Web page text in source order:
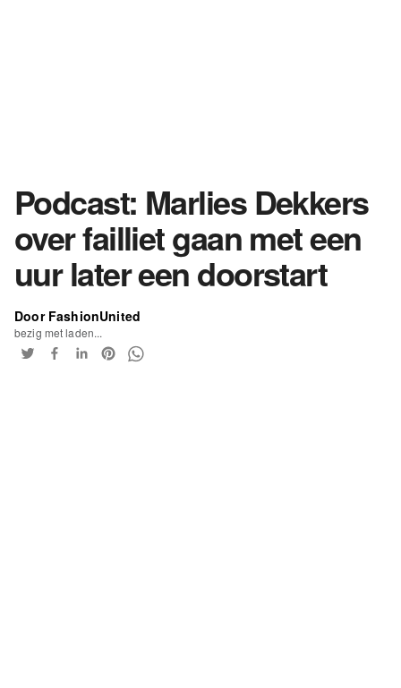
Podcast: Marlies Dekkers
over failliet gaan met een
uur later een doorstart
Door FashionUnited
bezig met laden...